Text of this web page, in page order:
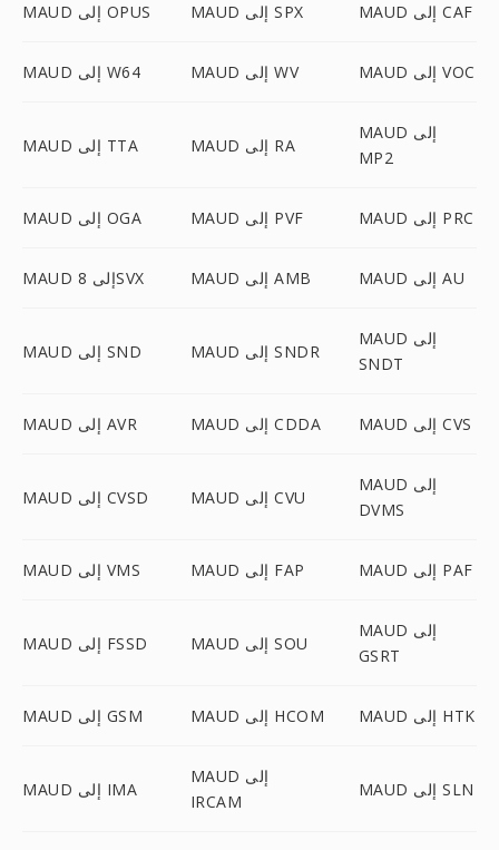
MAUD إلى OPUS MAUD إلى SPX MAUD إلى CAF
MAUD إلى W64 MAUD إلى WV MAUD إلى VOC
MAUD إلى TTA MAUD إلى RA
MAUD إلى
MP2
MAUD إلى OGA MAUD إلى PVF MAUD إلى PRC
MAUD إلى 8SVX MAUD إلى AMB MAUD إلى AU
MAUD إلى SND MAUD إلى SNDR
MAUD إلى
SNDT
MAUD إلى AVR MAUD إلى CDDA MAUD إلى CVS
MAUD إلى CVSD MAUD إلى CVU
MAUD إلى
DVMS
MAUD إلى VMS MAUD إلى FAP MAUD إلى PAF
MAUD إلى FSSD MAUD إلى SOU
MAUD إلى
GSRT
MAUD إلى GSM MAUD إلى HCOM MAUD إلى HTK
MAUD إلى IMA
MAUD إلى
IRCAM
MAUD إلى SLN